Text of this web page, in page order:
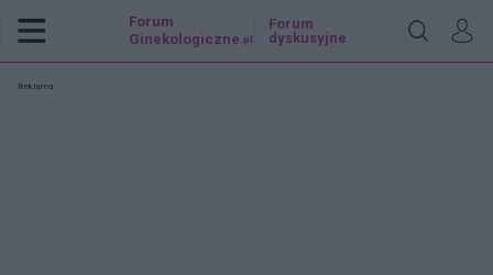
Forum
Ginekologiczne .pl
Forum
dyskusyjne
Reklama: